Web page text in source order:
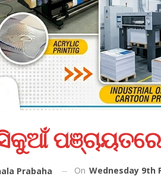
Prabaha On Wednesday 9th